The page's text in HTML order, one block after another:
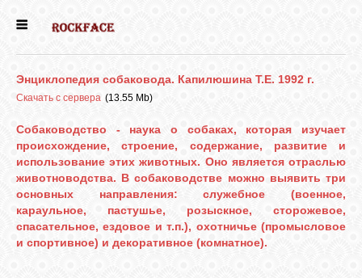
ДЕВОЧКИ
МАЛЬЧИКИ
НОВОСТИ
ВЫПУСКНИКИ
Энциклопедия собаковода. Капилюшина Т.Е. 1992 г.
Скачать с сервера (13.55 Mb)
Собаководство - наука о собаках, которая изучает
происхождение, строение, содержание, развитие и
использование этих животных. Оно является отраслью
животноводства. В собаководстве можно выявить три
основных направления: служебное (военное,
караульное, пастушье, розыскное, сторожевое,
спасательное, ездовое и т.п.), охотничье (промысловое
и спортивное) и декоративное (комнатное).